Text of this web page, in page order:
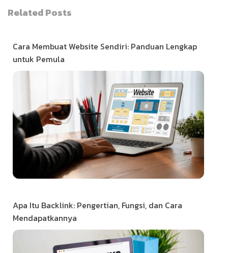
Related Posts
Cara Membuat Website Sendiri: Panduan Lengkap
untuk Pemula
Apa Itu Backlink: Pengertian, Fungsi, dan Cara
Mendapatkannya